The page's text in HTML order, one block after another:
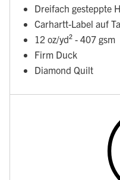
Dreifach gesteppte
Carhartt-Label auf
12 oz/yd² - 407 gsm
Firm Duck
Diamond Quilt